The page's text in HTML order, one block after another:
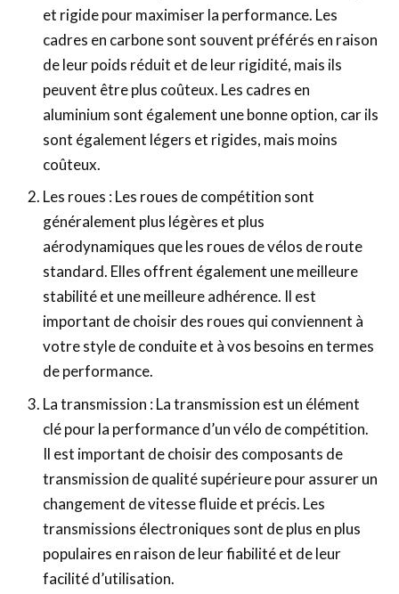
et rigide pour maximiser la performance. Les
cadres en carbone sont souvent préférés en raison
de leur poids réduit et de leur rigidité, mais ils
peuvent être plus coûteux. Les cadres en
aluminium sont également une bonne option, car ils
sont également légers et rigides, mais moins
coûteux.
Les roues : Les roues de compétition sont
généralement plus légères et plus
aérodynamiques que les roues de vélos de route
standard. Elles offrent également une meilleure
stabilité et une meilleure adhérence. Il est
important de choisir des roues qui conviennent à
votre style de conduite et à vos besoins en termes
de performance.
La transmission : La transmission est un élément
clé pour la performance d’un vélo de compétition.
Il est important de choisir des composants de
transmission de qualité supérieure pour assurer un
changement de vitesse fluide et précis. Les
transmissions électroniques sont de plus en plus
populaires en raison de leur fiabilité et de leur
facilité d’utilisation.